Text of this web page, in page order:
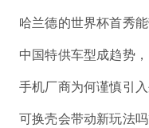
哈兰德的世界杯首秀
中国特供车型成趋势
手机厂商为何谨慎引
可换壳会带动新玩法